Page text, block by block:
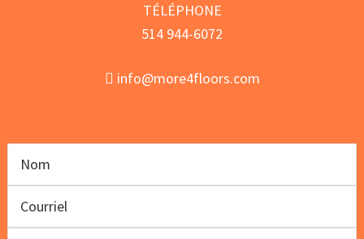
TÉLÉPHONE
514 944-6072
info@more4floors.com